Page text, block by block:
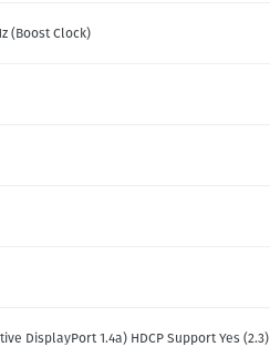
(Boost Clock)
DisplayPort 1.4a) HDCP Support Yes (2.3)